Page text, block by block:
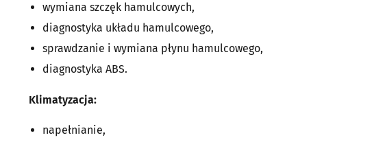
wymiana szczęk hamulcowych,
diagnostyka układu hamulcowego,
sprawdzanie i wymiana płynu hamulcowego,
diagnostyka ABS.
Klimatyzacja:
napełnianie,